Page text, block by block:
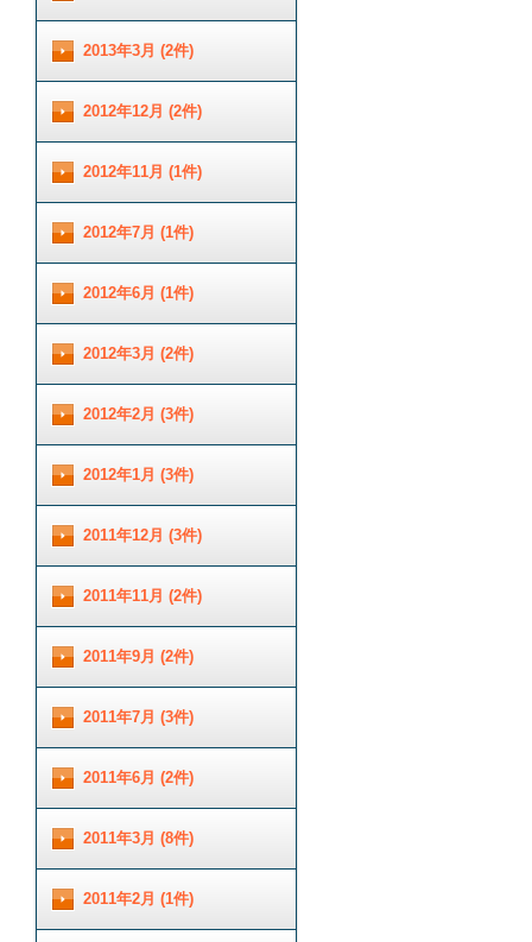
2013年3月 (2件)
2012年12月 (2件)
2012年11月 (1件)
2012年7月 (1件)
2012年6月 (1件)
2012年3月 (2件)
2012年2月 (3件)
2012年1月 (3件)
2011年12月 (3件)
2011年11月 (2件)
2011年9月 (2件)
2011年7月 (3件)
2011年6月 (2件)
2011年3月 (8件)
2011年2月 (1件)